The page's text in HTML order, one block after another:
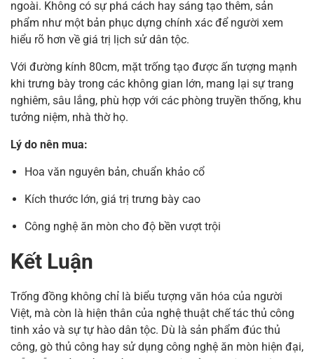
ngoài. Không có sự phá cách hay sáng tạo thêm, sản
phẩm như một bản phục dựng chính xác để người xem
hiểu rõ hơn về giá trị lịch sử dân tộc.
Với đường kính 80cm, mặt trống tạo được ấn tượng mạnh
khi trưng bày trong các không gian lớn, mang lại sự trang
nghiêm, sâu lắng, phù hợp với các phòng truyền thống, khu
tưởng niệm, nhà thờ họ.
Lý do nên mua:
Hoa văn nguyên bản, chuẩn khảo cổ
Kích thước lớn, giá trị trưng bày cao
Công nghệ ăn mòn cho độ bền vượt trội
Kết Luận
Trống đồng không chỉ là biểu tượng văn hóa của người
Việt, mà còn là hiện thân của nghệ thuật chế tác thủ công
tinh xảo và sự tự hào dân tộc. Dù là sản phẩm đúc thủ
công, gò thủ công hay sử dụng công nghệ ăn mòn hiện đại,